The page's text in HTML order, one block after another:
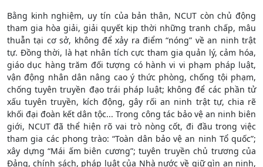
Bằng kinh nghiệm, uy tín của bản thân, NCUT còn chủ động
tham gia hòa giải, giải quyết kịp thời những tranh chấp, mâu
thuẫn tại cơ sở, không để xảy ra điểm “nóng” về an ninh trật
tự. Đồng thời, là hạt nhân tích cực tham gia quản lý, cảm hóa,
giáo dục hàng trăm đối tượng có hành vi vi phạm pháp luật,
vận động nhân dân nâng cao ý thức phòng, chống tội phạm,
chống tuyên truyền đạo trái pháp luật; không để các phần tử
xấu tuyên truyền, kích động, gây rối an ninh trật tự, chia rẽ
khối đại đoàn kết dân tộc... Trong công tác bảo vệ an ninh biên
giới, NCUT đã thể hiện rõ vai trò nòng cốt, đi đầu trong việc
tham gia các phong trào: “Toàn dân bảo vệ an ninh Tổ quốc”;
xây dựng “Mái ấm biên cương”; tuyên truyền chủ trương của
Đảng, chính sách, pháp luật của Nhà nước về giữ gìn an ninh,